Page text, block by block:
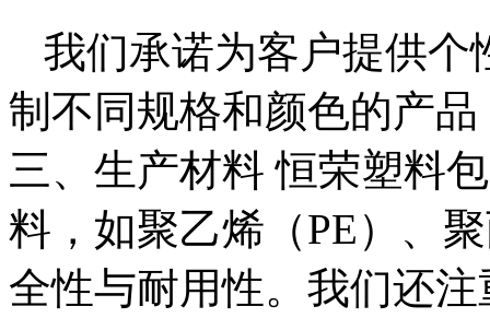
我们承诺为客户提供个
制不同规格和颜色的产
三、生产材料 恒荣塑料
料，如聚乙烯（PE）、
全性与耐用性。我们还